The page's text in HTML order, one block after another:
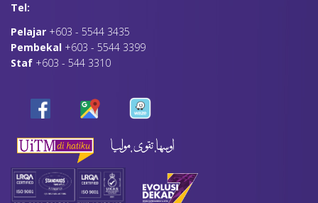
Tel:
Pelajar +603 - 5544 3435
Pembekal +603 - 5544 3399
Staf +603 - 544 3310